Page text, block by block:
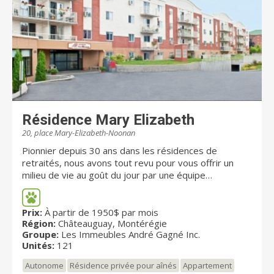
à proximité d’une multitude de services et de
commodités en plus d’offrir des vues spectaculaires
sur la montagne, le fleuve, le centre-ville ainsi que
Westmount, Eleva est à la hauteur de vos envies.
Résidence Mary Elizabeth
20, place Mary-Elizabeth-Noonan
Pionnier depuis 30 ans dans les résidences de
retraités, nous avons tout revu pour vous offrir un
milieu de vie au goût du jour par une équipe
professionnelle. Un concept qui propose un choix de
121 appartements où le traitement des espaces est
unique et innovant. LA SÉCURITÉ Résidence certifiée
avec les normes recommandées, gicleurs dans tous
les appartements et portes coupe-feu sur les étages.
PLUS DE COMMODITÉS Salon de coiffure, loisirs et
plus. SANTÉ Infirmière et médecin à votre disposition,
Prix: À partir de 1950$ par mois
Région: Châteauguay, Montérégie
Groupe: Les Immeubles André Gagné Inc.
Unités: 121
Autonome Résidence privée pour aînés Appartement